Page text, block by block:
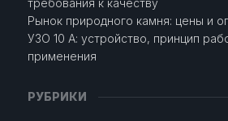
требования к качеству
Рынок природного камня: цены и
УЗО 10 А: устройство, принцип
применения
РУБРИКИ